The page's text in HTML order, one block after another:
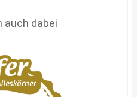
auch dabei